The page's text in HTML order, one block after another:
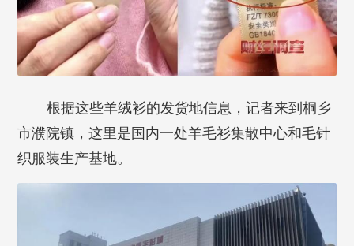
根据这些羊绒衫的发货地信息，记者来到桐乡
市濮院镇，这里是国内一处羊毛衫集散中心和毛针
织服装生产基地。